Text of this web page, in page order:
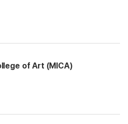
of Art (MICA)